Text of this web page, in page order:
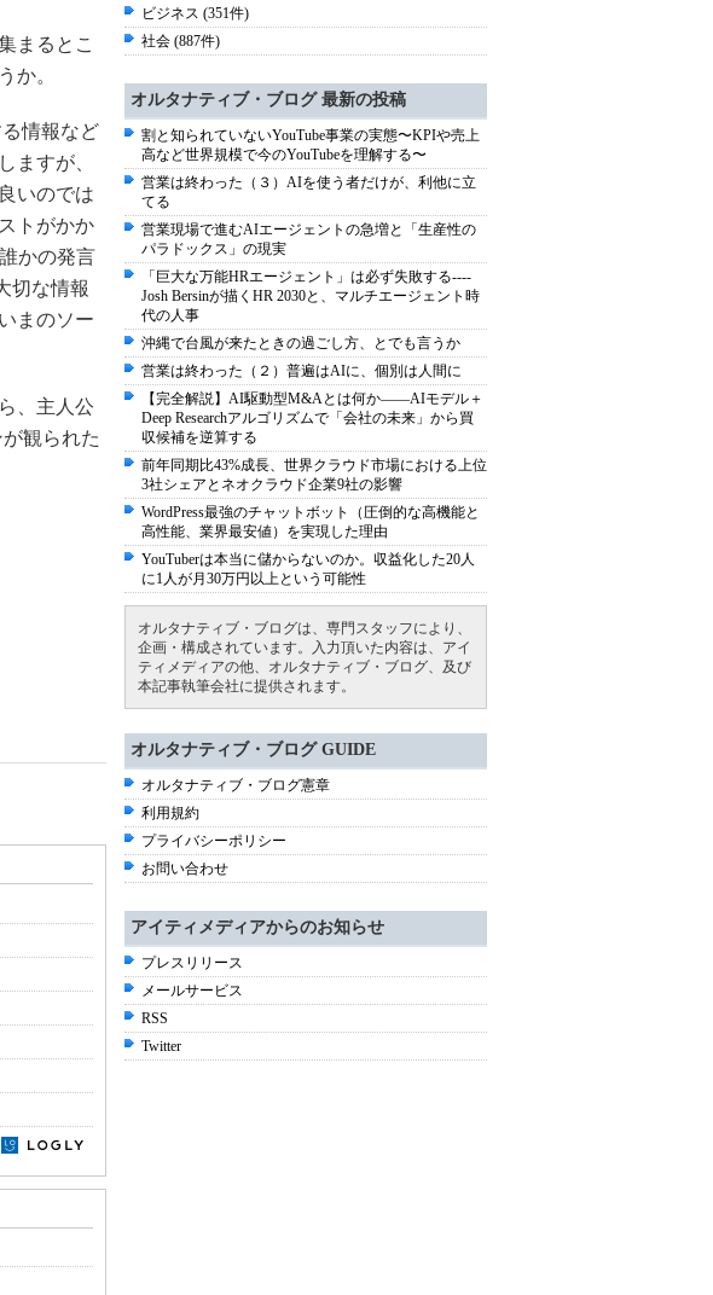
まるとこ
か。
情報など
ますが、
いのでは
トがかか
かの発言
切な情報
まのソー
、主人公
観られた
ビジネス (351件)
社会 (887件)
オルタナティブ・ブログ 最新の投稿
割と知られていないYouTube事業の実態〜KPIや売上
高など世界規模で今のYouTubeを理解する〜
営業は終わった（３）AIを使う者だけが、利他に立
てる
営業現場で進むAIエージェントの急増と「生産性の
パラドックス」の現実
「巨大な万能HRエージェント」は必ず失敗する----
Josh Bersinが描くHR 2030と、マルチエージェント時
代の人事
沖縄で台風が来たときの過ごし方、とでも言うか
営業は終わった（２）普遍はAIに、個別は人間に
【完全解説】AI駆動型M&Aとは何か――AIモデル＋
Deep Researchアルゴリズムで「会社の未来」から買
収候補を逆算する
前年同期比43%成長、世界クラウド市場における上位
3社シェアとネオクラウド企業9社の影響
WordPress最強のチャットボット（圧倒的な高機能と
高性能、業界最安値）を実現した理由
YouTuberは本当に儲からないのか。収益化した20人
に1人が月30万円以上という可能性
オルタナティブ・ブログは、専門スタッフにより、
企画・構成されています。入力頂いた内容は、アイ
ティメディアの他、オルタナティブ・ブログ、及び
本記事執筆会社に提供されます。
オルタナティブ・ブログ GUIDE
オルタナティブ・ブログ憲章
利用規約
プライバシーポリシー
お問い合わせ
アイティメディアからのお知らせ
プレスリリース
メールサービス
RSS
Twitter